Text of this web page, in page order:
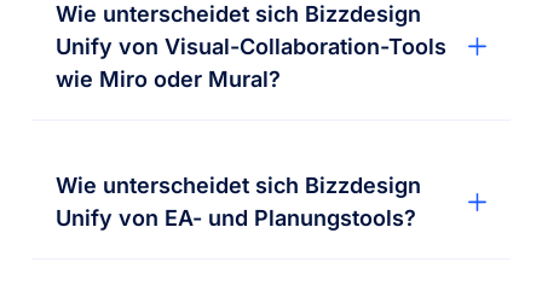
Wie unterscheidet sich Bizzdesign
Unify von Visual-Collaboration-Tools
wie Miro oder Mural?
Wie unterscheidet sich Bizzdesign
Unify von EA- und Planungstools?